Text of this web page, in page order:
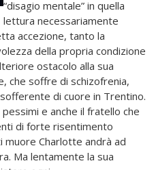
“disagio mentale” in quella
lettura necessariamente
accezione, tanto la
della propria condizione
ostacolo alla sua
che soffre di schizofrenia,
di cuore in Trentino.
e anche il fratello che
di forte risentimento
muore Charlotte andrà ad
Ma lentamente la sua